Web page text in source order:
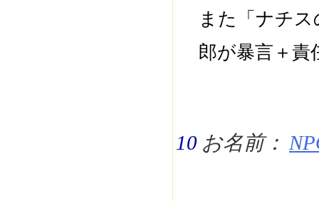
また「ナチ
郎が暴言＋責
10 お名前：